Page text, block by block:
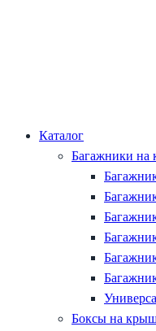
Каталог
Багажники на
Боксы на